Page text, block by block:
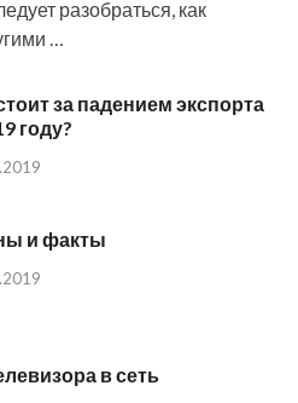
разобраться, как
…
за падением экспорта
году?
и факты
в сеть